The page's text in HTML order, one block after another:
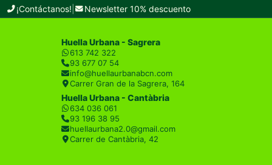
¡Contáctanos! Newsletter 10% descuento
Huella Urbana - Sagrera
613 742 322
93 677 07 54
info@huellaurbanabcn.com
Carrer Gran de la Sagrera, 164
Huella Urbana - Cantàbria
634 036 061
93 196 38 95
huellaurbana2.0@gmail.com
Carrer de Cantàbria, 42